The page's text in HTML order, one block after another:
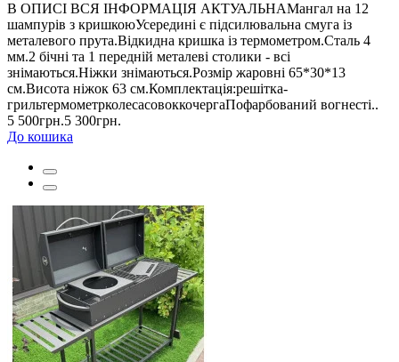
В ОПИСІ ВСЯ ІНФОРМАЦІЯ АКТУАЛЬНАМангал на 12
шампурів з кришкоюУсередині є підсилювальна смуга із
металевого прута.Відкидна кришка із термометром.Сталь 4
мм.2 бічні та 1 передній металеві столики - всі
знімаються.Ніжки знімаються.Розмір жаровні 65*30*13
см.Висота ніжок 63 см.Комплектація:решітка-
грильтермометрколесасовоккочергаПофарбований вогнесті..
5 500грн.5 300грн.
До кошика